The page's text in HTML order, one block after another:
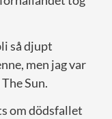
så djupt
men jag var
Sun.
om dödsfallet